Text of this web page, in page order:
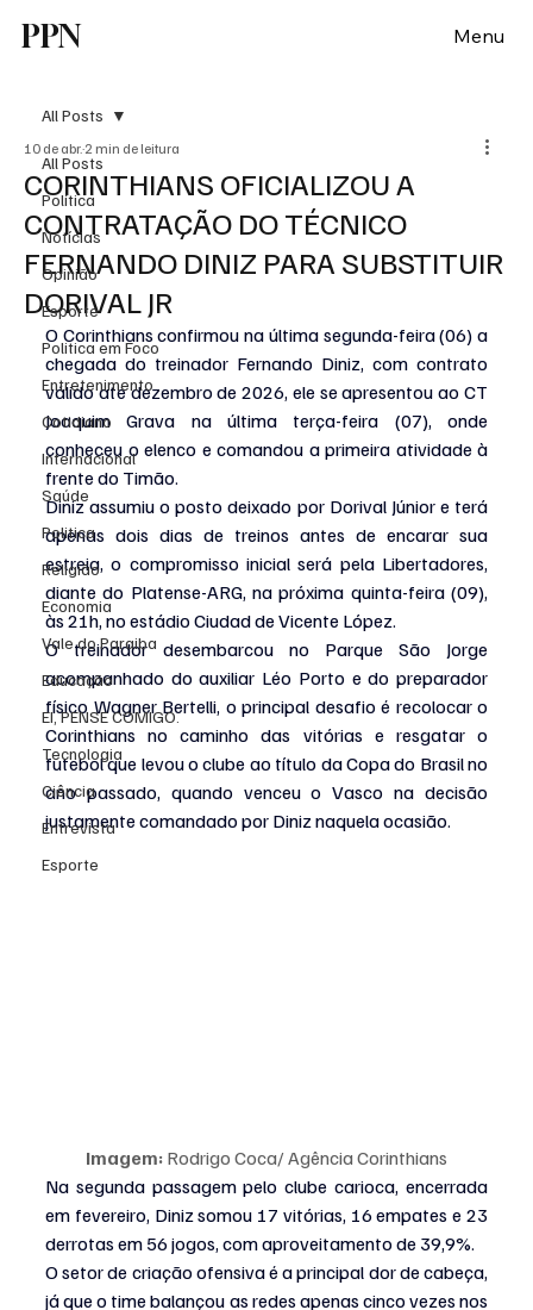
PPN Menu
All Posts
Política
Notícias
Opinião
Esporte
Politica em Foco
Entretenimento
Cotidiano
Internacional
Saúde
Politica
Religião
Economia
Vale do Paraiba
Educação
EI, PENSE COMIGO.
Tecnologia
Ciência
Entrevista
Esporte
All Posts
CORINTHIANS OFICIALIZOU A
CONTRATAÇÃO DO TÉCNICO
FERNANDO DINIZ PARA SUBSTITUIR
DORIVAL JR
10 de abr. 2 min de leitura
O Corinthians confirmou na última segunda-feira (06) a
chegada do treinador Fernando Diniz, com contrato
válido até dezembro de 2026, ele se apresentou ao CT
Joaquim Grava na última terça-feira (07), onde
conheceu o elenco e comandou a primeira atividade à
frente do Timão.
Diniz assumiu o posto deixado por Dorival Júnior e terá
apenas dois dias de treinos antes de encarar sua
estreia, o compromisso inicial será pela Libertadores,
diante do Platense-ARG, na próxima quinta-feira (09),
às 21h, no estádio Ciudad de Vicente López.
O treinador desembarcou no Parque São Jorge
acompanhado do auxiliar Léo Porto e do preparador
físico Wagner Bertelli, o principal desafio é recolocar o
Corinthians no caminho das vitórias e resgatar o
futebol que levou o clube ao título da Copa do Brasil no
ano passado, quando venceu o Vasco na decisão
justamente comandado por Diniz naquela ocasião.
Imagem: Rodrigo Coca/ Agência Corinthians
Na segunda passagem pelo clube carioca, encerrada
em fevereiro, Diniz somou 17 vitórias, 16 empates e 23
derrotas em 56 jogos, com aproveitamento de 39,9%.
O setor de criação ofensiva é a principal dor de cabeça,
já que o time balançou as redes apenas cinco vezes nos